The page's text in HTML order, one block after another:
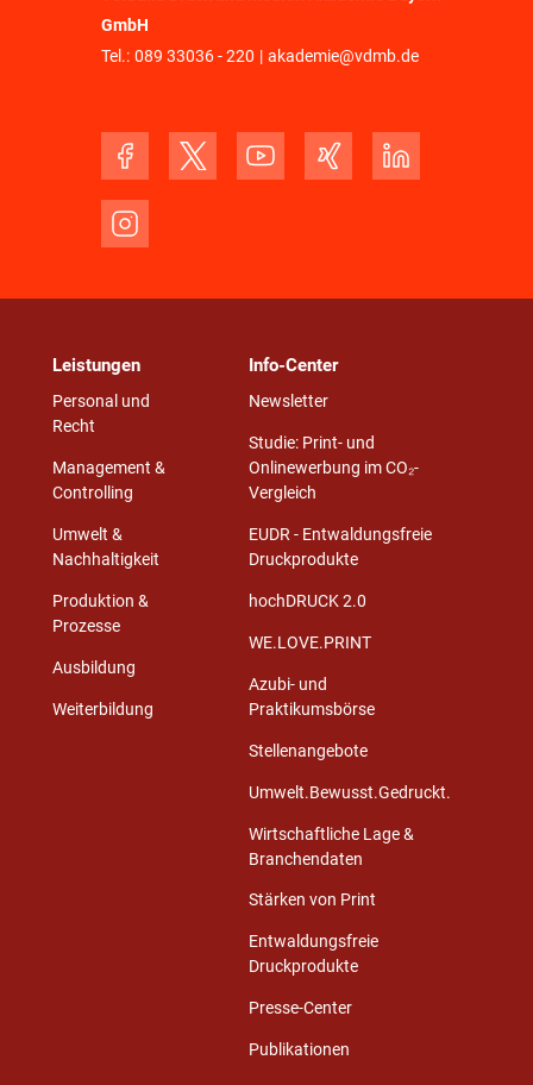
GmbH
Tel.: 089 33036 - 220 | akademie@vdmb.de
Leistungen
Personal und
Recht
Management &
Controlling
Umwelt &
Nachhaltigkeit
Produktion &
Prozesse
Ausbildung
Weiterbildung
Info-Center
Newsletter
Studie: Print- und
Onlinewerbung im CO₂-
Vergleich
EUDR - Entwaldungsfreie
Druckprodukte
hochDRUCK 2.0
WE.LOVE.PRINT
Azubi- und
Praktikumsbörse
Stellenangebote
Umwelt.Bewusst.Gedruckt.
Wirtschaftliche Lage &
Branchendaten
Stärken von Print
Entwaldungsfreie
Druckprodukte
Presse-Center
Publikationen